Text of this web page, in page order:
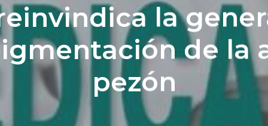
reinvindica la
de la
pezón